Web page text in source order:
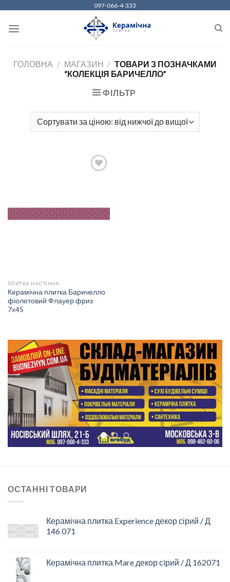
content
097-066-4-333
ГОЛОВНА / МАГАЗИН / ТОВАРИ З ПОЗНАЧКАМИ
“КОЛЕКЦІЯ БАРИЧЕЛЛО”
ФІЛЬТР
ДО
СПИСКУ
ПЛИТКА НАСТІННА
Керамічна плитка Баричелло
фіолетовий Флауер фриз
7х45
ОСТАННІ ТОВАРИ
Керамічна плитка Experience декор сірий / Д
146 071
Керамічна плитка Mare декор сiрий / Д 162071